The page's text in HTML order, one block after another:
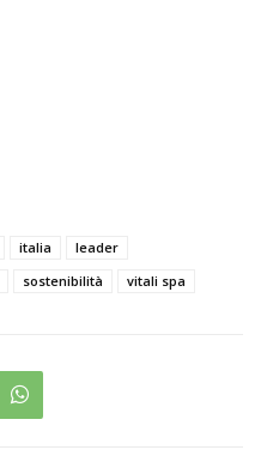
italia
leader
sostenibilità vitali spa